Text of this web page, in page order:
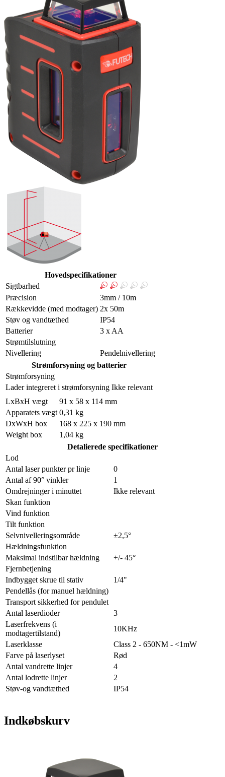
Hovedspecifikationer
Sigtbarhed
Præcision
3mm / 10m
Rækkevidde (med modtager) 2x 50m
Støv og vandtæthed
IP54
Batterier
3 x AA
Strømtilslutning
Nivellering
Pendelnivellering
Strømforsyning og batterier
Strømforsyning
Lader integreret i strømforsyning Ikke relevant
LxBxH vægt
91 x 58 x 114 mm
Apparatets vægt 0,31 kg
DxWxH box
168 x 225 x 190 mm
Weight box
1,04 kg
Detalierede specifikationer
Lod
Antal laser punkter pr linje
0
Antal af 90° vinkler
1
Omdrejninger i minuttet
Ikke relevant
Skan funktion
Vind funktion
Tilt funktion
Selvnivelleringsområde
±2,5°
Hældningsfunktion
Maksimal indstilbar hældning
+/- 45°
Fjernbetjening
Indbygget skrue til stativ
1/4"
Pendellås (for manuel hældning)
Transport sikkerhed for pendulet
Antal laserdioder
3
Laserfrekvens (i
modtagertilstand)
10KHz
Laserklasse
Class 2 - 650NM - <1mW
Farve på laserlyset
Rød
Antal vandrette linjer
4
Antal lodrette linjer
2
Støv-og vandtæthed
IP54
Indkøbskurv